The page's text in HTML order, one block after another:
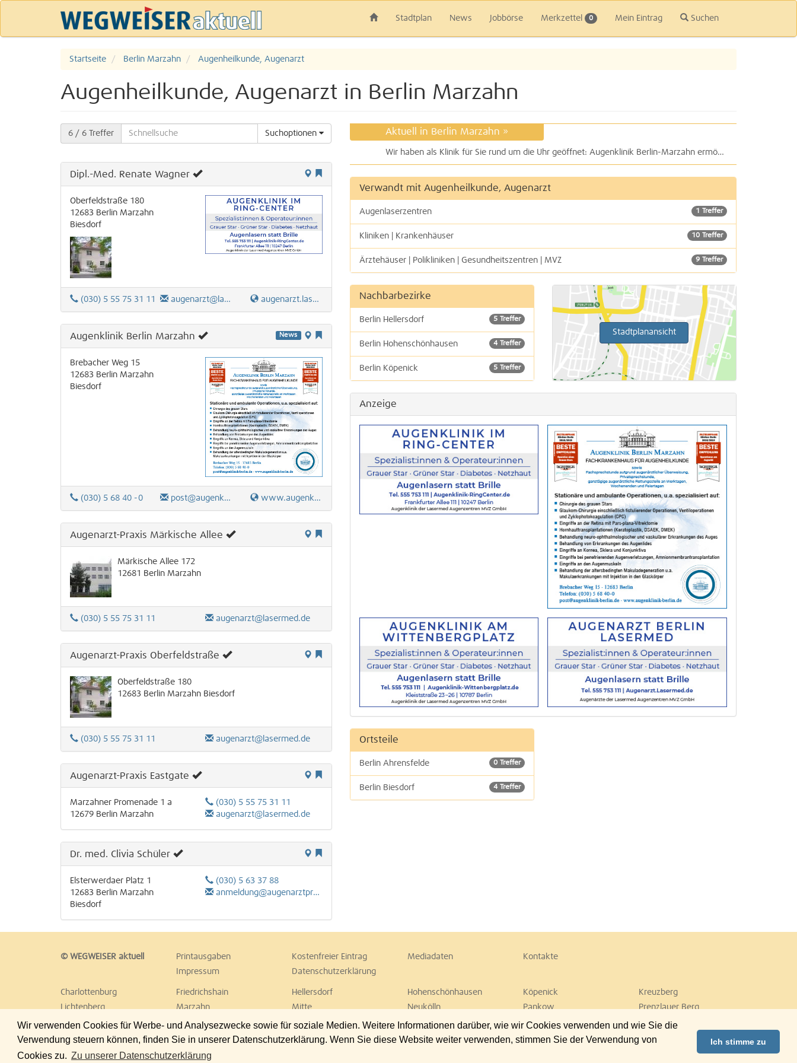
Wir verwenden Cookies für Werbe- und Analysezwecke sowie für soziale Medien. Weitere Informationen darüber, wie wir Cookies verwenden und wie Sie die
Verwendung steuern können, finden Sie in unserer Datenschutzerklärung. Wenn Sie diese Website weiter verwenden, stimmen Sie der Verwendung von
Cookies zu. Zu unserer Datenschutzerklärung
Ich stimme zu
Stadtplan News Jobbörse Merkzettel 0 Mein Eintrag Suchen
Startseite Berlin Marzahn Augenheilkunde, Augenarzt
Augenheilkunde, Augenarzt in Berlin Marzahn
6 / 6 Treffer Suchoptionen
Dipl.-Med. Renate Wagner
Oberfeldstraße 180
12683 Berlin Marzahn
Biesdorf
(030) 5 55 75 31 11 augenarzt@lasermed.de augenarzt.lasermed.de
News
Augenklinik Berlin Marzahn
Brebacher Weg 15
12683 Berlin Marzahn
Biesdorf
(030) 5 68 40 -0 post@augenklinik-berlin.de www.augenklinik-berlin.de
Augenarzt-Praxis Märkische Allee
Märkische Allee 172
12681 Berlin Marzahn
(030) 5 55 75 31 11 augenarzt@lasermed.de
Augenarzt-Praxis Oberfeldstraße
Oberfeldstraße 180
12683 Berlin Marzahn Biesdorf
(030) 5 55 75 31 11 augenarzt@lasermed.de
Augenarzt-Praxis Eastgate
Marzahner Promenade 1 a
12679 Berlin Marzahn
(030) 5 55 75 31 11
augenarzt@lasermed.de
Dr. med. Clivia Schüler
Elsterwerdaer Platz 1
12683 Berlin Marzahn
Biesdorf
(030) 5 63 37 88
anmeldung@augenarztpraxis-schueler.de
Aktuell in Berlin Marzahn »
Wir haben als Klinik für Sie rund um die Uhr geöffnet: Augenklinik Berlin-Marzahn ermöglicht Augenärztliche Erste-Hilfe-Stelle (Notfallversorgung)
Verwandt mit Augenheilkunde, Augenarzt
1 Treffer
Augenlaserzentren
10 Treffer
Kliniken | Krankenhäuser
9 Treffer
Ärztehäuser | Polikliniken | Gesundheitszentren | MVZ
1 Treffer
Augenoperationen
3 Treffer
Sportmedizin, Sportarzt, Sportwissenschaften
11 Treffer
Medizinische und Soziale Dienstleistungen
Nachbarbezirke
5 Treffer
Berlin Hellersdorf
4 Treffer
Berlin Hohenschönhausen
5 Treffer
Berlin Köpenick
6 Treffer
Berlin Lichtenberg
Stadtplanansicht
Anzeige
Ortsteile
0 Treffer
Berlin Ahrensfelde
4 Treffer
Berlin Biesdorf
© WEGWEISER aktuell Printausgaben Kostenfreier Eintrag Mediadaten
Kontakte
Impressum
Datenschutzerklärung
Charlottenburg Friedrichshain Hellersdorf Hohenschönhausen Köpenick
Kreuzberg
Lichtenberg
Marzahn Mitte Neukölln Pankow
Prenzlauer Berg
Reinickendorf
Schöneberg Spandau Steglitz Tempelhof
Tiergarten
Treptow
Umland Ost Wedding Weißensee Wilmersdorf Zehlendorf